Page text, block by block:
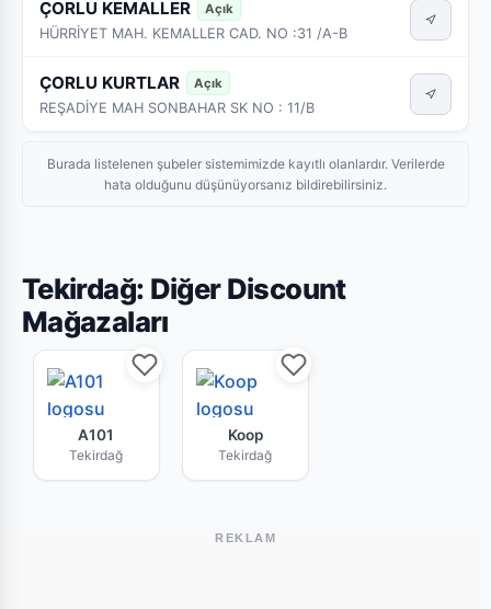
ÇORLU KEMALLER Açık
HÜRRİYET MAH. KEMALLER CAD. NO :31 /A-B
ÇORLU KURTLAR Açık
REŞADİYE MAH SONBAHAR SK NO : 11/B
Burada listelenen şubeler sistemimizde kayıtlı olanlardır. Verilerde
hata olduğunu düşünüyorsanız bildirebilirsiniz.
Tekirdağ: Diğer Discount
Mağazaları
A101 Tekirdağ mağazasının bu haftaki güncel
A101
Tekirdağ
Koop Tekirdağ market
Koop
Tekirdağ
REKLAM